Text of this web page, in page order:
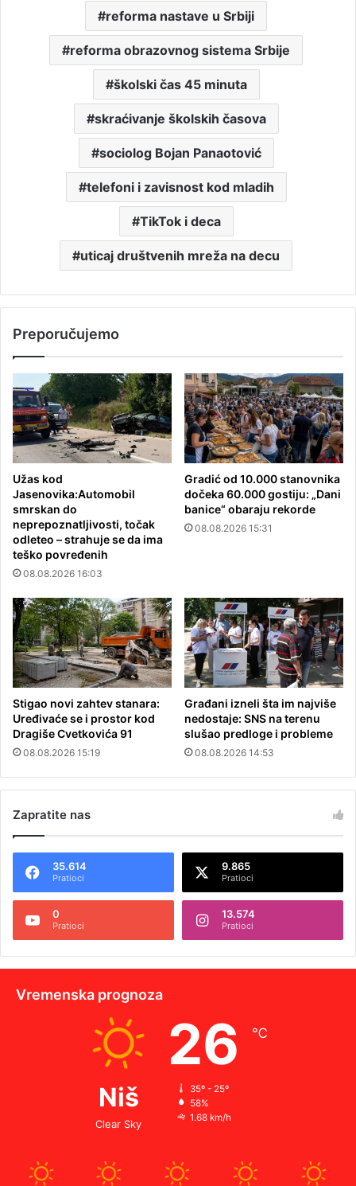
reforma nastave u Srbiji
reforma obrazovnog sistema Srbije
školski čas 45 minuta
skraćivanje školskih časova
sociolog Bojan Panaotović
telefoni i zavisnost kod mladih
TikTok i deca
uticaj društvenih mreža na decu
Preporučujemo
Užas kod
Jasenovika:Automobil
smrskan do
neprepoznatljivosti, točak
odleteo – strahuje se da ima
teško povređenih
08.08.2026 16:03
Gradić od 10.000 stanovnika
dočeka 60.000 gostiju: „Dani
banice“ obaraju rekorde
08.08.2026 15:31
Stigao novi zahtev stanara:
Uređivaće se i prostor kod
Dragiše Cvetkovića 91
08.08.2026 15:19
Građani izneli šta im najviše
nedostaje: SNS na terenu
slušao predloge i probleme
08.08.2026 14:53
Zapratite nas
35.614
Pratioci
9.865
Pratioci
0
Pratioci
13.574
Pratioci
Vremenska prognoza
Niš
Clear Sky
26 ℃
35º - 25º
58%
1.68 km/h